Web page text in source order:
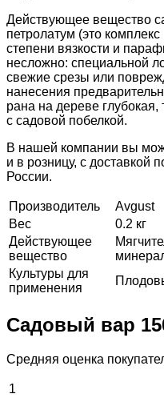
Действующее вещество
петролатум (это
степени вязкости и
несложно: специальной
свежие срезы или
нанесения
рана на дереве
с садовой побелкой.
В нашей компании вы
и в розницу, с доставкой
России.
Производитель
Avgust
Вес
0.2 кг
Действующее
вещество
Культуры для
применения
Садовый вар
Средняя оценка
1